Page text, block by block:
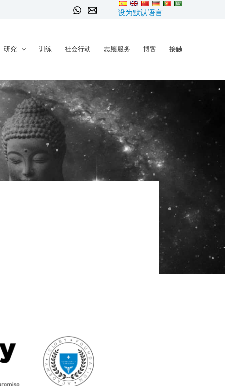
设为默认语言
研究 训练 社会行动 志愿服务 博客 接触